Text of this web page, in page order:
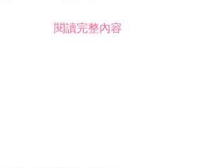
閱讀完整內容